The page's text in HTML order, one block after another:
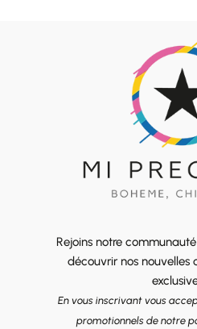
Rejoins notre
découvrir nos nouvelles
En vous inscrivant vous
promotionnels de notre